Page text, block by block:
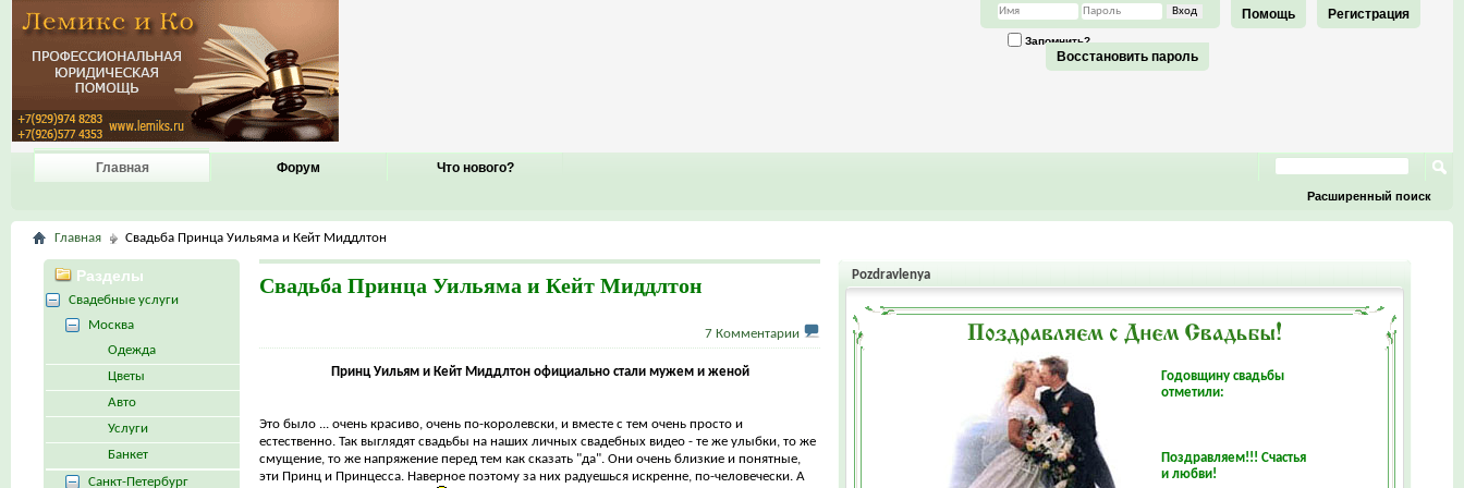
Регистрация
Помощь
Запомнить?
Восстановить пароль
Главная Форум Что нового?
Расширенный поиск
Главная Свадьба Принца Уильяма и Кейт Миддлтон
Свадьба Принца Уильяма и Кейт Миддлтон
7 Комментарии
Принц Уильям и Кейт Миддлтон официально стали мужем и женой
Это было ... очень красиво, очень по-королевски, и вместе с тем очень просто и
естественно. Так выглядят свадьбы на наших личных свадебных видео - те же улыбки, то же
смущение, то же напряжение перед тем как сказать "да". Они очень близкие и понятные,
эти Принц и Принцесса. Наверное поэтому за них радуешься искренне, по-человечески. А
Pozdravlenya
Годовщину свадьбы
отметили:
Поздравляем!!! Счастья
и любви!
Разделы
Свадебные услуги
Москва
Одежда
Цветы
Авто
Услуги
Банкет
Санкт-Петербург